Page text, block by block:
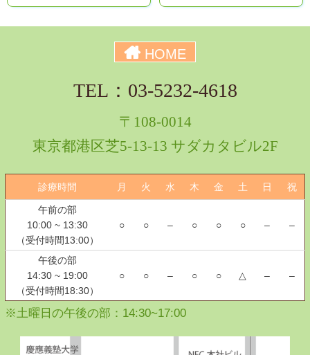
HOME
TEL：03-5232-4618
〒108-0014
東京都港区芝5-13-13 サダカタビル2F
診療時間 月 火 水 木 金 土 日 祝
午前の部
10:00 ~ 13:30
（受付時間13:00）
○ ○ – ○ ○ ○ – –
午後の部
14:30 ~ 19:00
（受付時間18:30）
○ ○ – ○ ○ △ – –
※土曜日の午後の部：14:30~17:00